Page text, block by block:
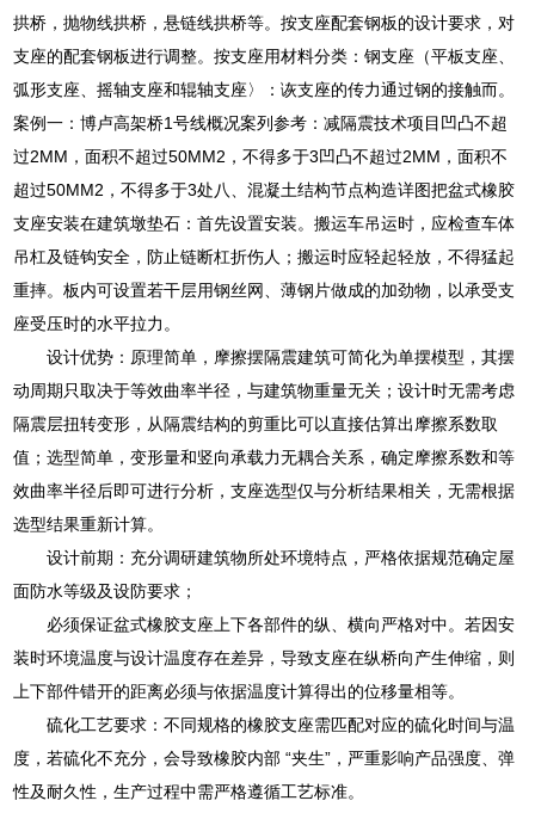
拱桥，抛物线拱桥，悬链线拱桥等。按支座配套钢板的设计要求，对
支座的配套钢板进行调整。按支座用材料分类：钢支座（平板支座、
弧形支座、摇轴支座和辊轴支座〉：诙支座的传力通过钢的接触而。
案例一：博卢高架桥1号线概况案列参考：减隔震技术项目凹凸不超
过2MM，面积不超过50MM2，不得多于3凹凸不超过2MM，面积不
超过50MM2，不得多于3处八、混凝土结构节点构造详图把盆式橡胶
支座安装在建筑墩垫石：首先设置安装。搬运车吊运时，应检查车体
吊杠及链钩安全，防止链断杠折伤人；搬运时应轻起轻放，不得猛起
重摔。板内可设置若干层用钢丝网、薄钢片做成的加劲物，以承受支
座受压时的水平拉力。
设计优势：原理简单，摩擦摆隔震建筑可简化为单摆模型，其摆
动周期只取决于等效曲率半径，与建筑物重量无关；设计时无需考虑
隔震层扭转变形，从隔震结构的剪重比可以直接估算出摩擦系数取
值；选型简单，变形量和竖向承载力无耦合关系，确定摩擦系数和等
效曲率半径后即可进行分析，支座选型仅与分析结果相关，无需根据
选型结果重新计算。
设计前期：充分调研建筑物所处环境特点，严格依据规范确定屋
面防水等级及设防要求；
必须保证盆式橡胶支座上下各部件的纵、横向严格对中。若因安
装时环境温度与设计温度存在差异，导致支座在纵桥向产生伸缩，则
上下部件错开的距离必须与依据温度计算得出的位移量相等。
硫化工艺要求：不同规格的橡胶支座需匹配对应的硫化时间与温
度，若硫化不充分，会导致橡胶内部 “夹生”，严重影响产品强度、弹
性及耐久性，生产过程中需严格遵循工艺标准。